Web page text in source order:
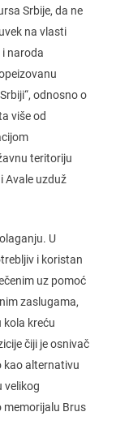
Srbije, da ne
na vlasti
i naroda
odnosno o
više od
teritoriju
Avale uzduž
U
i koristan
uz pomoć
zaslugama,
kola kreću
čiji je osnivač
kao alternativu
velikog
memorijalu Brus